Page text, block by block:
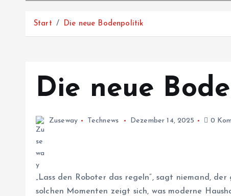
Start Die neue Bodenpolitik
Die neue
Zuseway Technews Dezember 14, 2025 0
„Lass den Roboter das regeln“, sagt niemand,
solchen Momenten zeigt sich, was moderne